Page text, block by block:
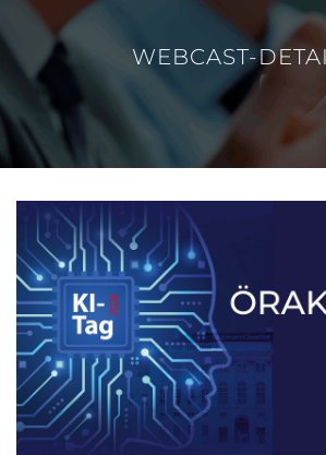
WEBCAST-